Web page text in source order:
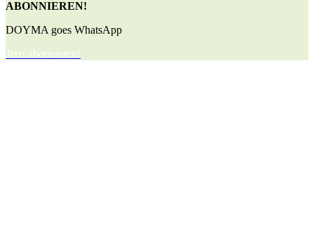
ABONNIEREN!
DOYMA goes WhatsApp
Jetzt abonnieren!